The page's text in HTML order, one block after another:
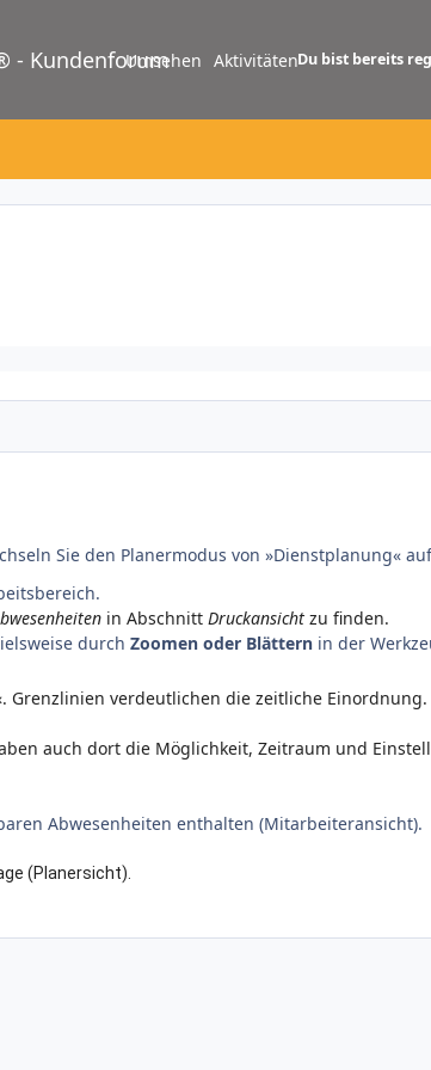
- Kundenforum
Umsehen AktivitätenDu bist bereits
Sie den Planermodus von »Dienstplanung« auf
in Abschnitt Druckansicht zu finden.
durch Zoomen oder Blättern in der
Grenzlinien verdeutlichen die zeitliche
auch dort die Möglichkeit, Zeitraum und
Abwesenheiten enthalten (Mitarbeiteransicht).
(Planersicht).